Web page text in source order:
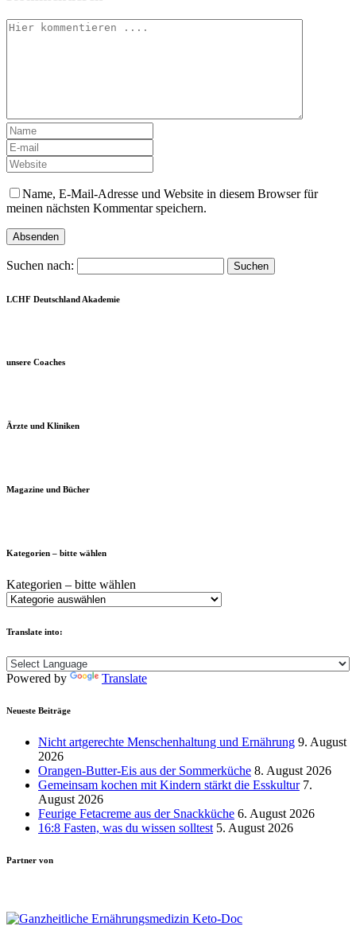
Name, E-Mail-Adresse und Website in diesem Browser für
meinen nächsten Kommentar speichern.
Suchen nach:
LCHF Deutschland Akademie
unsere Coaches
Ärzte und Kliniken
Magazine und Bücher
Kategorien – bitte wählen
Kategorien – bitte wählen
Translate into:
Powered by Translate
Neueste Beiträge
Nicht artgerechte Menschenhaltung und Ernährung 9. August
2026
Orangen-Butter-Eis aus der Sommerküche 8. August 2026
Gemeinsam kochen mit Kindern stärkt die Esskultur 7.
August 2026
Feurige Fetacreme aus der Snackküche 6. August 2026
16:8 Fasten, was du wissen solltest 5. August 2026
Partner von